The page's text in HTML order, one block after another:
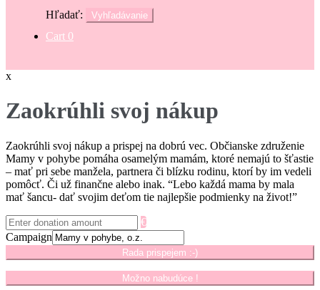
Hľadať:
Vyhľadávanie
Cart 0
x
Zaokrúhli svoj nákup
Zaokrúhli svoj nákup a prispej na dobrú vec. Občianske združenie
Mamy v pohybe pomáha osamelým mamám, ktoré nemajú to šťastie
– mať pri sebe manžela, partnera či blízku rodinu, ktorí by im vedeli
pomôcť. Či už finančne alebo inak. “Lebo každá mama by mala
mať šancu- dať svojim deťom tie najlepšie podmienky na život!”
€
Campaign
Rada prispejem :-)
Možno nabudúce !